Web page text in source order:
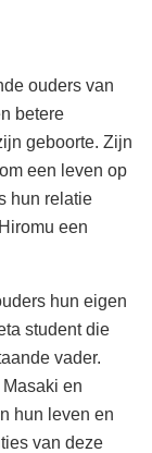
ouders van
betere
geboorte. Zijn
een leven op
hun relatie
een
hun eigen
student die
vader.
en
hun leven en
van deze